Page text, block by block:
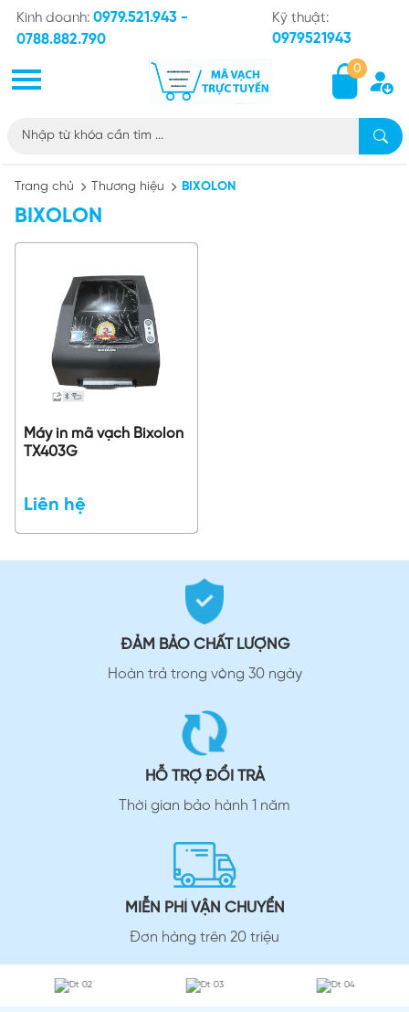
Kinh doanh: 0979.521.943 -
0788.882.790
Kỹ thuật:
0979521943
0
Trang chủ Thương hiệu BIXOLON
BIXOLON
Máy in mã vạch Bixolon
TX403G
Liên hệ
ĐẢM BẢO CHẤT LƯỢNG
Hoàn trả trong vòng 30 ngày
HỖ TRỢ ĐỔI TRẢ
Thời gian bảo hành 1 năm
MIỄN PHÍ VẬN CHUYỂN
Đơn hàng trên 20 triệu